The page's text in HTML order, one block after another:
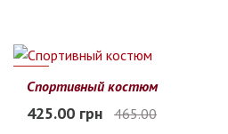
9%
Спортивный костюм
425.00 грн 465.00